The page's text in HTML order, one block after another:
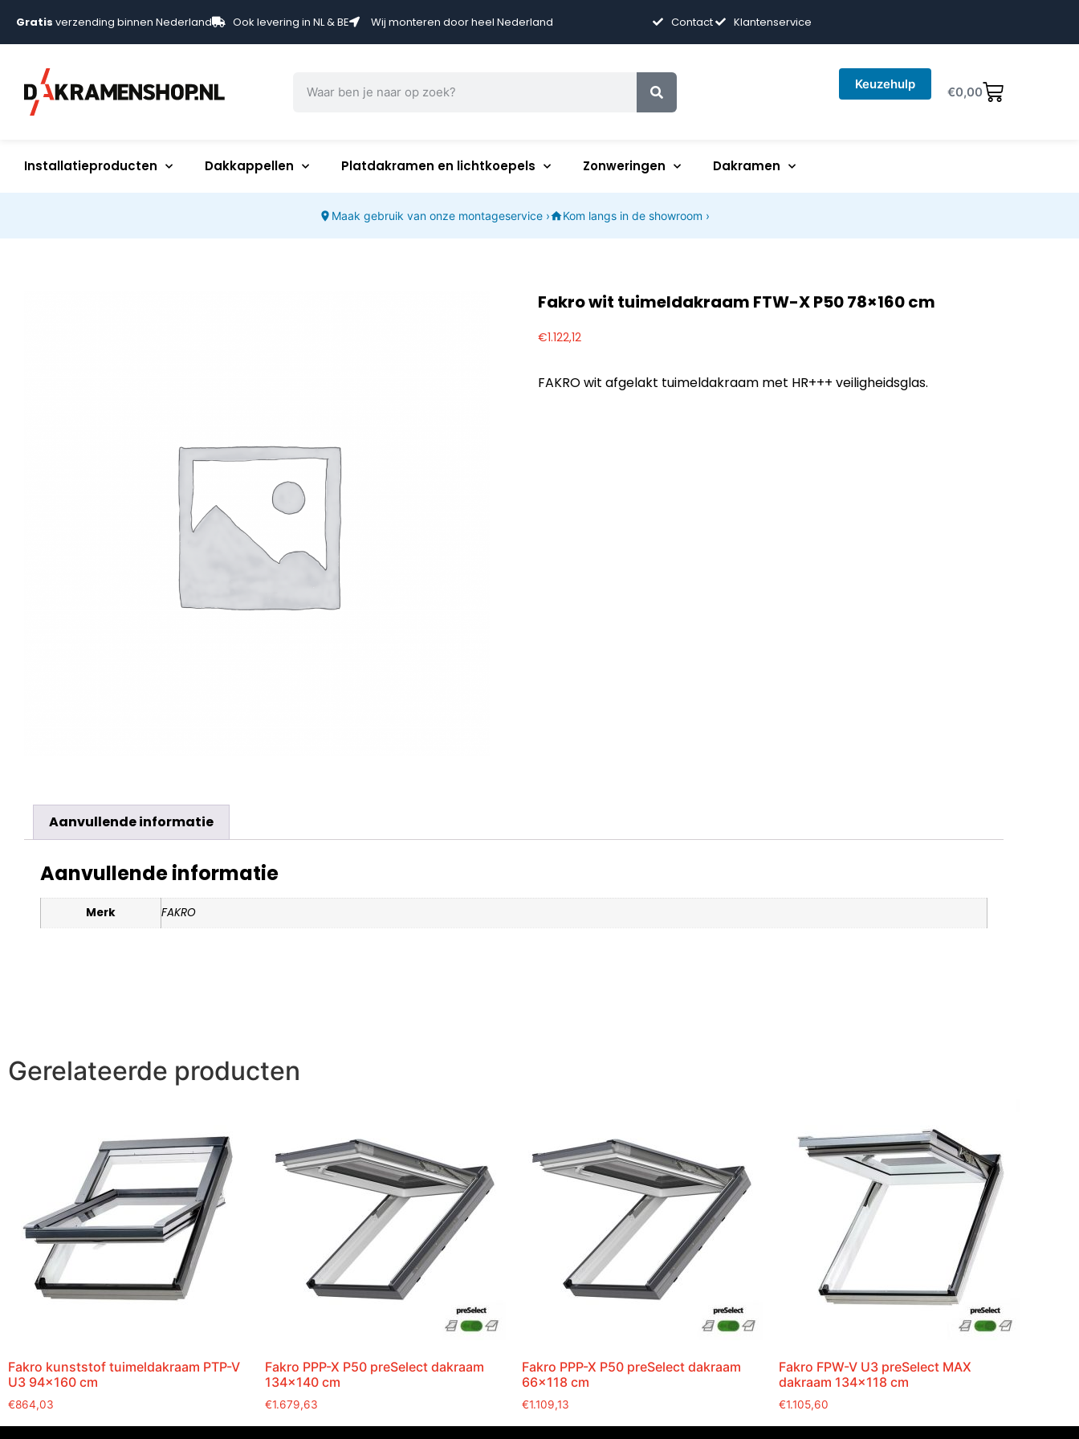
Gratis verzending binnen Nederland Ook levering in NL & BE Wij monteren door heel Nederland Contact Klantenservice
Keuzehulp
€0,00
Installatieproducten Dakkappellen Platdakramen en lichtkoepels Zonweringen Dakramen
Maak gebruik van onze montageservice › Kom langs in de showroom ›
Fakro wit tuimeldakraam FTW-X P50 78×160 cm
€1.122,12
FAKRO wit afgelakt tuimeldakraam met HR+++ veiligheidsglas.
Aanvullende informatie
Aanvullende informatie
Merk FAKRO
Gerelateerde producten
Fakro kunststof tuimeldakraam PTP-V
U3 94×160 cm
€864,03
Fakro PPP-X P50 preSelect dakraam
134×140 cm
€1.679,63
Fakro PPP-X P50 preSelect dakraam
66×118 cm
€1.109,13
Fakro FPW-V U3 preSelect MAX
dakraam 134×118 cm
€1.105,60